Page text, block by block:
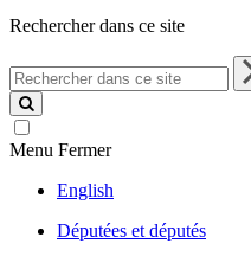
Rechercher dans ce site
Rechercher
dans
ce
site
Menu Fermer
English
Députées et députés